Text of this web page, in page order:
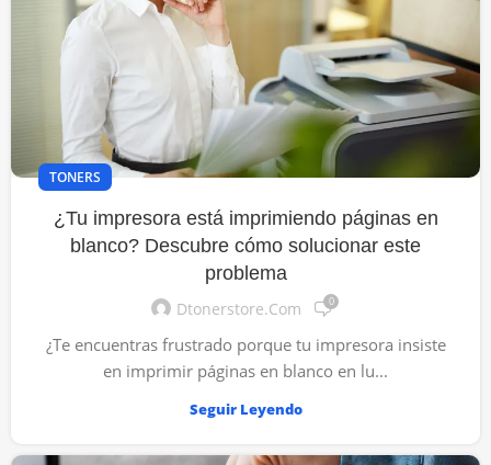
TONERS
¿Tu impresora está imprimiendo páginas en
blanco? Descubre cómo solucionar este
problema
Dtonerstore.com 0
¿Te encuentras frustrado porque tu impresora insiste
en imprimir páginas en blanco en lu...
Seguir Leyendo